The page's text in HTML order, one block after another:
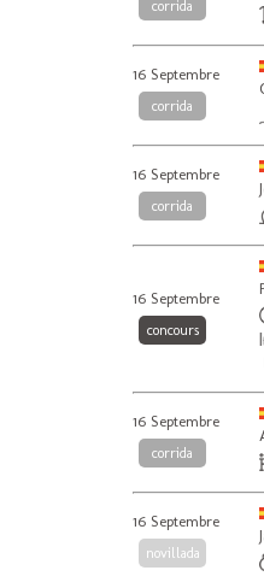
corrida
16 Septembre
corrida
16 Septembre
corrida
16 Septembre
concours
16 Septembre
corrida
16 Septembre
novillada